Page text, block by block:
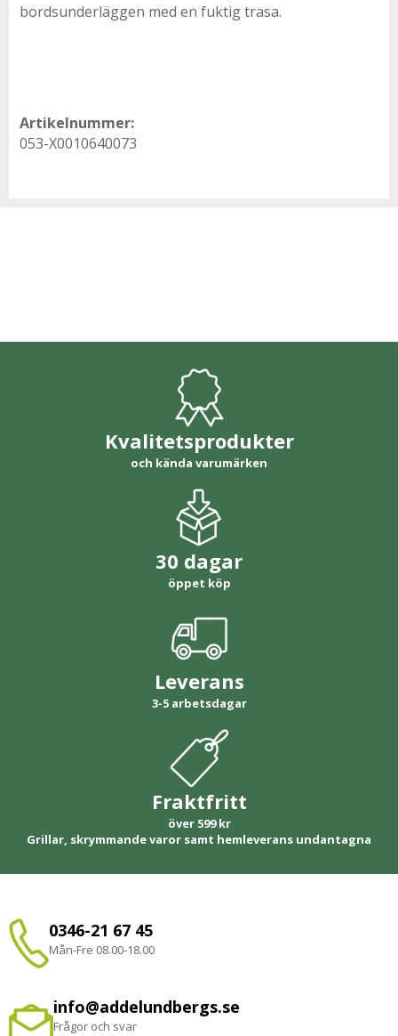
bordsunderläggen med en fuktig trasa.
Artikelnummer:
053-X0010640073
Kvalitetsprodukter
och kända varumärken
30 dagar
öppet köp
Leverans
3-5 arbetsdagar
Fraktfritt
över 599 kr
Grillar, skrymmande varor samt hemleverans undantagna
0346-21 67 45
Mån-Fre 08.00-18.00
info@addelundbergs.se
Frågor och svar